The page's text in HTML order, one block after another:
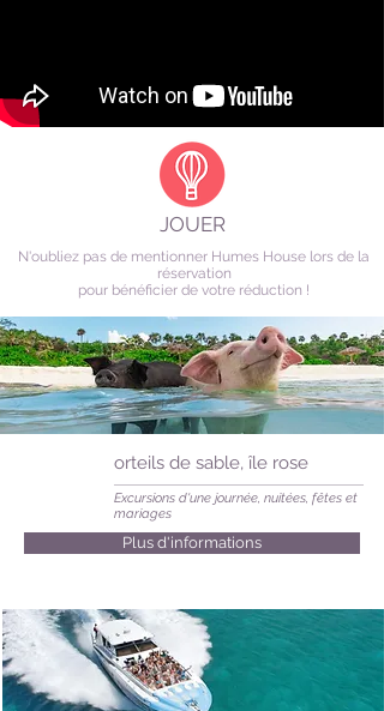
JOUER
N'oubliez pas de mentionner Humes House lors de la
réservation
pour bénéficier de votre réduction !
orteils de sable, île rose
Excursions d'une journée, nuitées, fêtes et
mariages
Plus d'informations